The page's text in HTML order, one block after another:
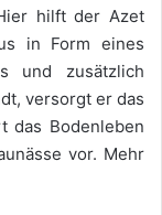
hilft der Azet
in Form eines
und zusätzlich
versorgt er das
das Bodenleben
vor. Mehr